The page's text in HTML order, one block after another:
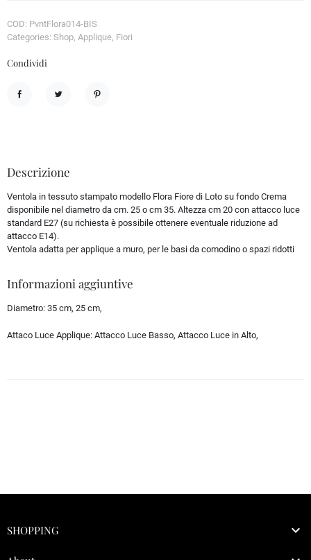
COD: PvntFlora014-BIS
Categories: Shop, Applique, Fiori
Condividi
Descrizione
Ventola in tessuto stampato modello Flora Fiore di Loto su fondo Crema
disponibile nel diametro da cm. 25 o cm 35. Altezza cm 20 con attacco luce
standard E27 (su richiesta è possibile ottenere eventuale riduzione ad
attacco E14).
Ventola adatta per applique a muro, per le basi da comodino o spazi ridotti
Informazioni aggiuntive
Diametro: 35 cm, 25 cm,
Attaco Luce Applique: Attacco Luce Basso, Attacco Luce in Alto,
SHOPPING 